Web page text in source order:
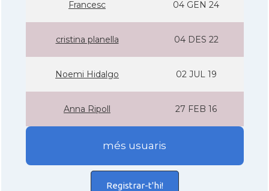
Francesc 04 GEN 24
cristina planella 04 DES 22
Noemi Hidalgo 02 JUL 19
Anna Ripoll 27 FEB 16
més usuaris
Registrar-t'hi!